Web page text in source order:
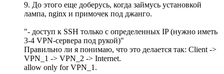
9. До этого еще доберусь, когда займусь установкой
лампа, nginx и примочек под джанго.
"- доступ к SSH только с определенных IP (нужно иметь
3-4 VPN-сервера под рукой)"
Правильно ли я понимаю, что это делается так: Client ->
VPN_1 -> VPN_2 -> Internet.
allow only for VPN_1.